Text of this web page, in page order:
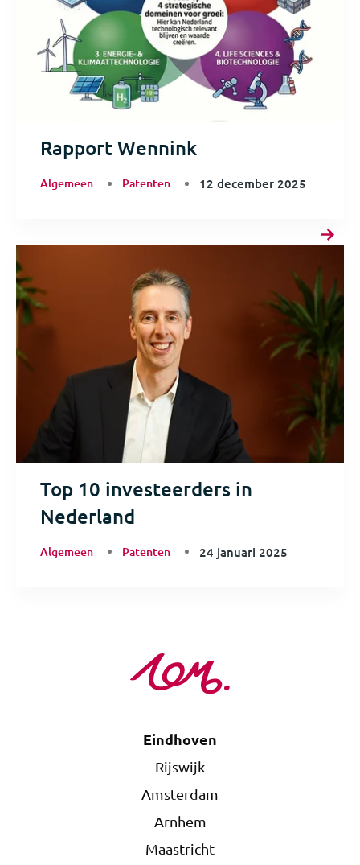
Rapport Wennink
Algemeen Patenten 12 december 2025
Top 10 investeerders in
Nederland
Algemeen Patenten 24 januari 2025
Eindhoven
Rijswijk
Amsterdam
Arnhem
Maastricht